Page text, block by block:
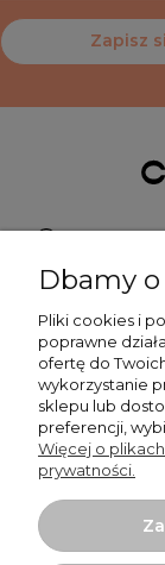
Zapisz
Pn do Pt
Ważne sprawy
Dodatkowe
Dbamy
Pliki cookies i
poprawne
ofertę do
wykorzystanie
sklepu lub
preferencji,
Więcej o
prywatności.